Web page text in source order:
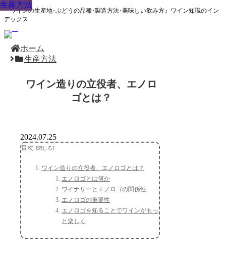
『ワインの生産地･ぶどうの品種･製造方法･美味しい飲み方』ワイン知識のイン
デックス
ホーム
生産方法
ワイン造りの立役者、エノロ
ゴとは？
生産方法
2024.07.25
目次
ワイン造りの立役者、エノロゴとは？
エノロゴとは何か
ワイナリーとエノロゴの関係性
エノロゴの重要性
エノロゴを知ることでワインがもっ
と楽しく
生産方法
生産方法
生産方法
生産方法
生産方法
生産方法
生産方法
生産方法